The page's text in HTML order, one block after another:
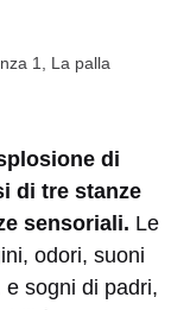
1, La palla
di
di tre stanze
sensoriali. Le
odori, suoni
sogni di padri,